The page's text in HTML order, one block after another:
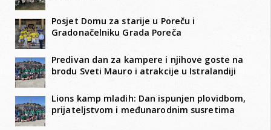
Posjet Domu za starije u Poreču i
Gradonačelniku Grada Poreča
Predivan dan za kampere i njihove goste na
brodu Sveti Mauro i atrakcije u Istralandiji
Lions kamp mladih: Dan ispunjen plovidbom,
prijateljstvom i međunarodnim susretima